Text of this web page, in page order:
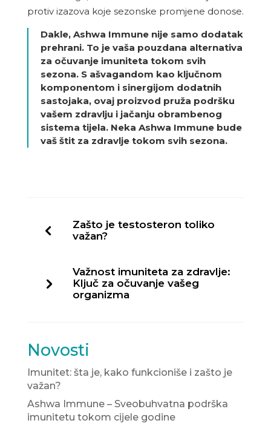
protiv izazova koje sezonske promjene donose.
Dakle, Ashwa Immune nije samo dodatak
prehrani. To je vaša pouzdana alternativa
za očuvanje imuniteta tokom svih
sezona. S ašvagandom kao ključnom
komponentom i sinergijom dodatnih
sastojaka, ovaj proizvod pruža podršku
vašem zdravlju i jačanju obrambenog
sistema tijela. Neka Ashwa Immune bude
vaš štit za zdravlje tokom svih sezona.
Zašto je testosteron toliko
važan?
Važnost imuniteta za zdravlje:
Ključ za očuvanje vašeg
organizma
Novosti
Imunitet: šta je, kako funkcioniše i zašto je
važan?
Ashwa Immune – Sveobuhvatna podrška
imunitetu tokom cijele godine